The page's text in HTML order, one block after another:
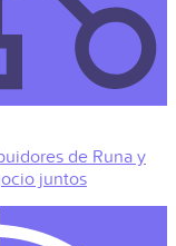
de Runa y
juntos